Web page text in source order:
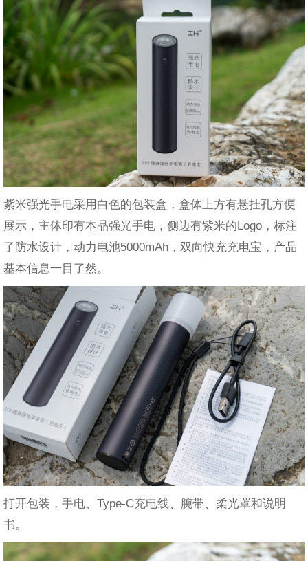
紫米强光手电采用白色的包装盒，盒体上方有悬挂孔方便
展示，主体印有本品强光手电，侧边有紫米的Logo，标注
了防水设计，动力电池5000mAh，双向快充充电宝，产品
基本信息一目了然。
打开包装，手电、Type-C充电线、腕带、柔光罩和说明
书。